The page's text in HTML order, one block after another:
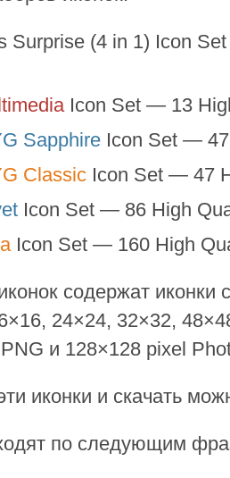
Surprise (4 in 1) Icon
Icon Set — 13
Sapphire Icon Set —
Classic Icon Set — 47
Icon Set — 86 High
Icon Set — 160 High
содержат иконки
24×24, 32×32,
и 128×128 pixel
иконки и скачать
по следующим